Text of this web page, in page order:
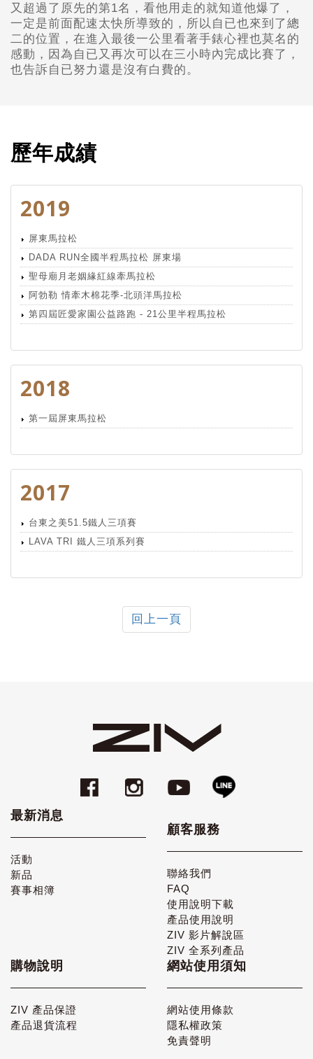
又超過了原先的第1名，看他用走的就知道他爆了，
一定是前面配速太快所導致的，所以自已也來到了總
二的位置，在進入最後一公里看著手錶心裡也莫名的
感動，因為自已又再次可以在三小時內完成比賽了，
也告訴自已努力還是沒有白費的。
歷年成績
2019
屏東馬拉松
DADA RUN全國半程馬拉松 屏東場
聖母廟月老姻緣紅線牽馬拉松
阿勃勒 情牽木棉花季-北頭洋馬拉松
第四屆匠愛家園公益路跑 - 21公里半程馬拉松
2018
第一屆屏東馬拉松
2017
台東之美51.5鐵人三項賽
LAVA TRI 鐵人三項系列賽
回上一頁
最新消息
活動
新品
賽事相簿
顧客服務
聯絡我們
FAQ
使用說明下載
產品使用說明
ZIV 影片解說區
ZIV 全系列產品
購物說明
ZIV 產品保證
產品退貨流程
網站使用須知
網站使用條款
隱私權政策
免責聲明